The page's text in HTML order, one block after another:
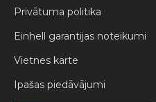
Privātuma politika
Einhell garantijas noteikumi
Vietnes karte
Ipašas piedāvājumi